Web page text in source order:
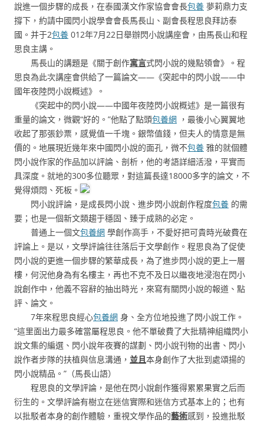
說進一個步驟的成長，在泰國漢文作家協會會長包養 夢莉鼎力支
撐下，約請中國閃小說學會會長馬長山、副會長程思良拜訪泰
國。并于2包養 012年7月22日舉辦閃小說講座會，由馬長山和程
思良主講。
馬長山的講題是《關于創作寓言式閃小說的幾點領會》。程
思良為此次講座會供給了一篇論文——《突起中的閃小說——中
國年夜陸閃小說概述》。
《突起中的閃小說——中國年夜陸閃小說概述》是一篇很有
重量的論文，微觀“好的。”他點了點頭包養網 ，最後小心翼翼地
收起了那張鈔票，感覺值一千塊。銀幣值錢，但夫人的情意是無
價的。地展現近幾年來中國閃小說的面孔，微不包養 雅的就個體
閃小說作家的作品加以評論、剖析，他的考語詳細活潑，平實而
具深度。就地的300多位聽眾，對這篇長達18000多字的論文，不
覺得煩悶、死板。
閃小說評論，是成長閃小說、進步閃小說創作程度包養 的需
要；也是一個新文類趨于穩固、臻于成熟的必定。
普通上一個文包養網 學創作高手，不愛好把可貴時光破費在
評論上。是以，文學評論往往落后于文學創作。程思良為了促使
閃小說的更進一個步驟的繁華成長，為了進步閃小說的更上一層
樓，何況他身為有名樓主，再也不克不及日以繼夜地浸泡在閃小
說創作中，他義不容辭的抽出時光，來寫有關閃小說的報道、點
評、論文。
7年來程思良經心包養網 身、全方位地投進了閃小說工作。
“這里面出力最多確當屬程思良。他不單破費了大批精神組織閃小
說文集的編選、閃小說年夜賽的謀劃、閃小說刊物的出書、閃小
說作者步隊的扶植與信息溝通， 並且本身創作了大批到處頌揚的
閃小說精品。”（馬長山語）
程思良的文學評論，是他在閃小說創作獲得累累果實之后而
衍生的。文學評論有樹立在迷信實際和迷信方式基本上的；也有
以批駁者本身的創作體驗，重視文學作品的藝術感到，投進批駁